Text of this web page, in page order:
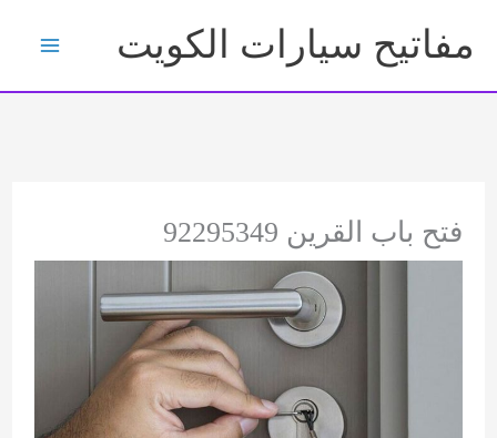
إلى
المحتوى
مفاتيح سيارات الكويت
فتح باب القرين 92295349